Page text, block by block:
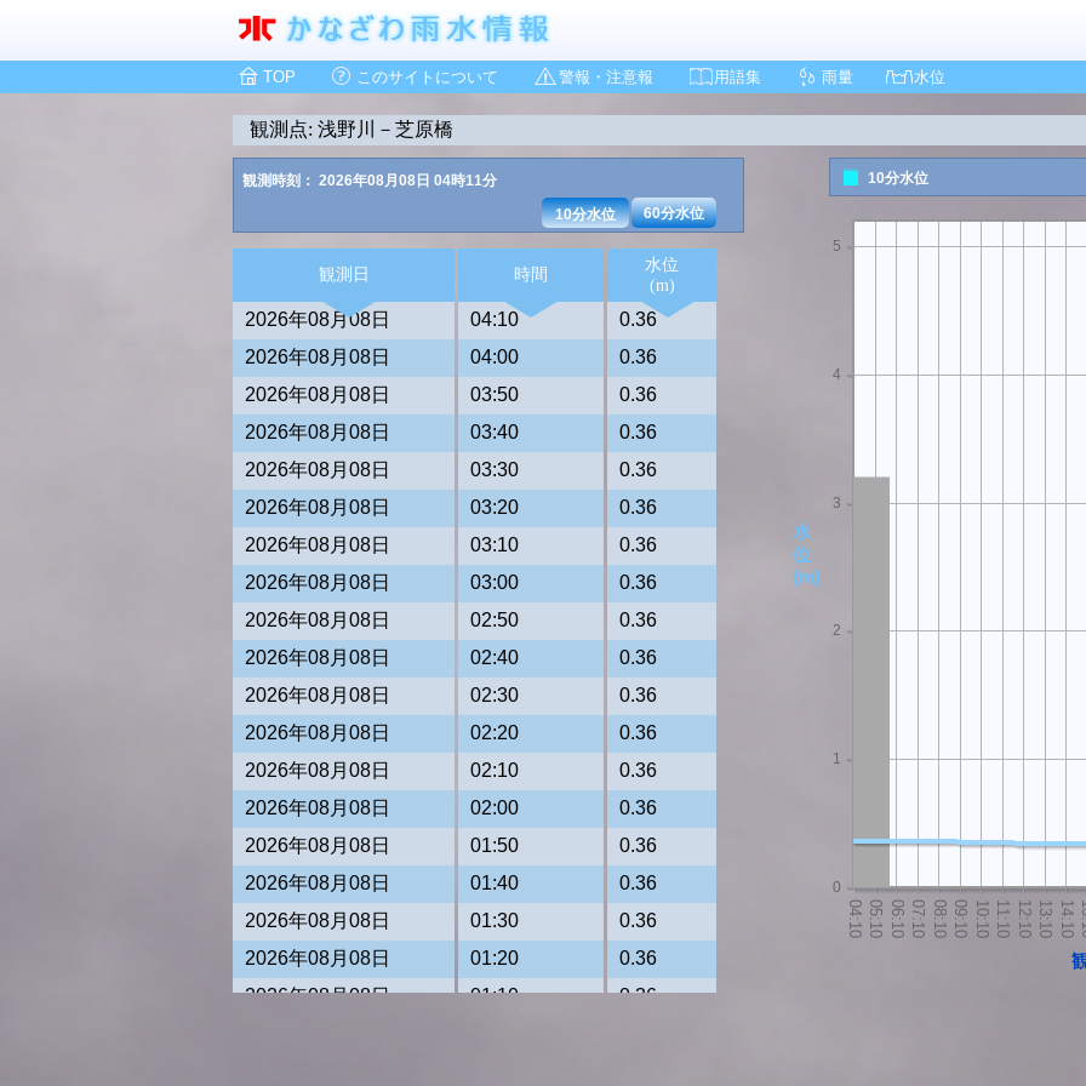
TOP このサイトについて 警報・注意報 用語集 雨量 水位
観測点: 浅野川－芝原橋
観測時刻： 2026年08月08日 04時11分
10分水位
60分水位
観測日 時間
水位
(m)
2026年08月08日 04:10
0.36
2026年08月08日
04:00
0.36
2026年08月08日
03:50
0.36
2026年08月08日
03:40
0.36
2026年08月08日
03:30
0.36
2026年08月08日
03:20
0.36
2026年08月08日
03:10
0.36
2026年08月08日
03:00
0.36
2026年08月08日
02:50
0.36
2026年08月08日
02:40
0.36
2026年08月08日
02:30
0.36
2026年08月08日
02:20
0.36
2026年08月08日
02:10
0.36
2026年08月08日
02:00
0.36
2026年08月08日
01:50
0.36
2026年08月08日
01:40
0.36
2026年08月08日
01:30
0.36
2026年08月08日
01:20
0.36
2026年08月08日
01:10
0.36
10分水位
水
位
(m)
0
1
2
3
4
5
6